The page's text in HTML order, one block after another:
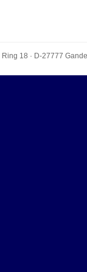
Ring 18 · D-27777